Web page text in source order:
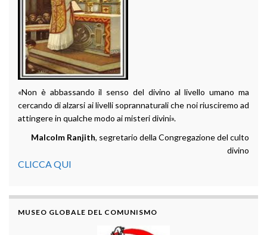
«Non è abbassando il senso del divino al livello umano ma
cercando di alzarsi ai livelli soprannaturali che noi riusciremo ad
attingere in qualche modo ai misteri divini».
Malcolm Ranjith, segretario della Congregazione del culto
divino
CLICCA QUI
MUSEO GLOBALE DEL COMUNISMO